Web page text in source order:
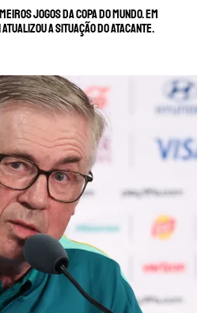
jogos da Copa do Mundo. Em
a situação do atacante.